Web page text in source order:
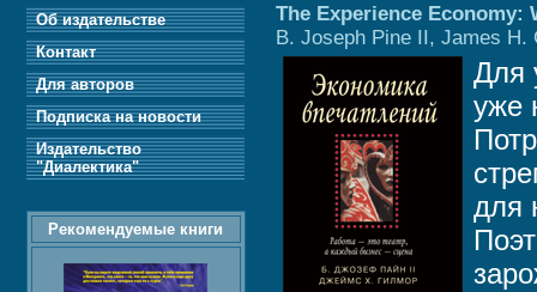
The Experience Economy:
B. Joseph Pine II, James H.
Для
уже
для
Об издательстве
Контакт
Для авторов
Подписка на новости
Издательство
"Диалектика"
Рекомендуемые книги